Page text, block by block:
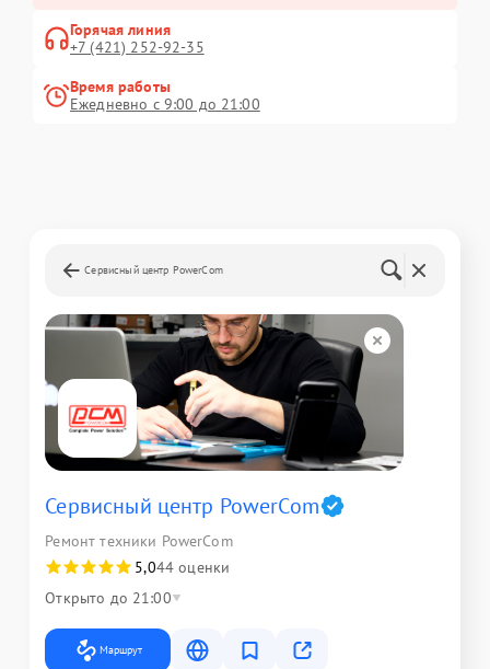
Горячая линия
+7 (421) 252-92-35
Время работы
Ежедневно с 9:00 до 21:00
Сервисный центр PowerCom
Сервисный центр PowerCom
Ремонт техники PowerCom
5,044 оценки
Открыто до 21:00
Маршрут